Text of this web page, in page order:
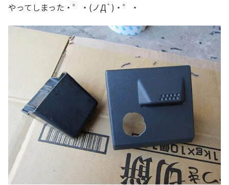
やってしまった・゜・(ノД`)・゜・